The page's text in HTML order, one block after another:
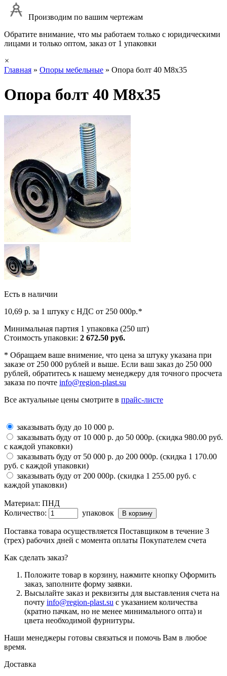
Производим по вашим чертежам
Обратите внимание, что мы работаем только с юридическими
лицами и только оптом, заказ от 1 упаковки
×
Главная » Опоры мебельные » Опора болт 40 М8х35
Опора болт 40 М8х35
Есть в наличии
10,69 р. за 1 штуку c НДС от 250 000р.*
Минимальная партия 1 упаковка (250 шт)
Стоимость упаковки: 2 672.50 руб.
* Обращаем ваше внимение, что цена за штуку указана при
заказе от 250 000 рублей и выше. Если ваш заказ до 250 000
рублей, обратитесь к нашему менеджеру для точного просчета
заказа по почте info@region-plast.su
Все актуальные цены смотрите в прайс-листе
заказывать буду до 10 000 р.
заказывать буду от 10 000 р. до 50 000р. (скидка 980.00 руб.
с каждой упаковки)
заказывать буду от 50 000 р. до 200 000р. (скидка 1 170.00
руб. с каждой упаковки)
заказывать буду от 200 000р. (скидка 1 255.00 руб. с
каждой упаковки)
Материал: ПНД
Количество:
упаковок
Поставка товара осуществляется Поставщиком в течение 3
(трех) рабочих дней с момента оплаты Покупателем счета
Как сделать заказ?
Положите товар в корзину, нажмите кнопку Оформить
заказ, заполните форму заявки.
Высылайте заказ и реквизиты для выставления счета на
почту info@region-plast.su с указанием количества
(кратно пачкам, но не менее минимального опта) и
цвета необходимой фурнитуры.
Наши менеджеры готовы связаться и помочь Вам в любое
время.
Доставка